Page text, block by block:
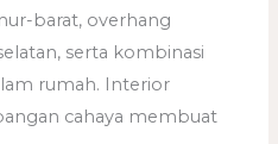
barat, overhang
serta kombinasi
rumah. Interior
cahaya membuat